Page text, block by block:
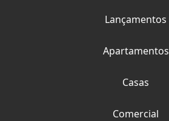
Lançamentos
Apartamentos
Casas
Comercial